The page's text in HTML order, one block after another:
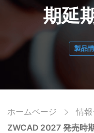
期延
製品
ホームページ 情
ZWCAD 2027 発売時